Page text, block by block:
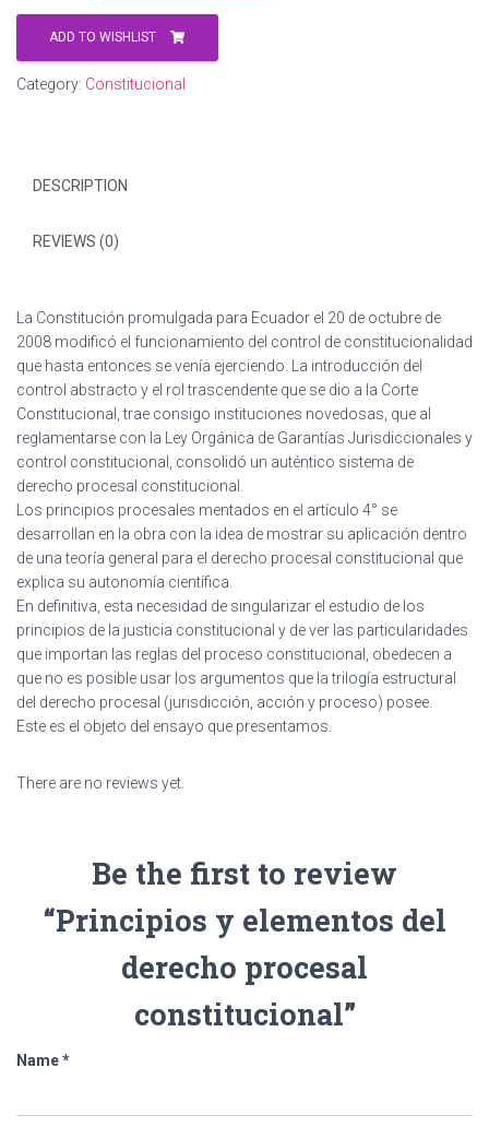
del
derecho
procesal
constitucional
ADD TO WISHLIST
Category: Constitucional
DESCRIPTION
REVIEWS (0)
La Constitución promulgada para Ecuador el 20 de octubre de
2008 modificó el funcionamiento del control de constitucionalidad
que hasta entonces se venía ejerciendo. La introducción del
control abstracto y el rol trascendente que se dio a la Corte
Constitucional, trae consigo instituciones novedosas, que al
reglamentarse con la Ley Orgánica de Garantías Jurisdiccionales y
control constitucional, consolidó un auténtico sistema de
derecho procesal constitucional.
Los principios procesales mentados en el artículo 4° se
desarrollan en la obra con la idea de mostrar su aplicación dentro
de una teoría general para el derecho procesal constitucional que
explica su autonomía científica.
En definitiva, esta necesidad de singularizar el estudio de los
principios de la justicia constitucional y de ver las particularidades
que importan las reglas del proceso constitucional, obedecen a
que no es posible usar los argumentos que la trilogía estructural
del derecho procesal (jurisdicción, acción y proceso) posee.
Este es el objeto del ensayo que presentamos.
There are no reviews yet.
Be the first to review
“Principios y elementos del
derecho procesal
constitucional”
Name*